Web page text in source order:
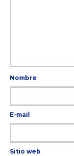
Nombre
E-mail
Sitio web